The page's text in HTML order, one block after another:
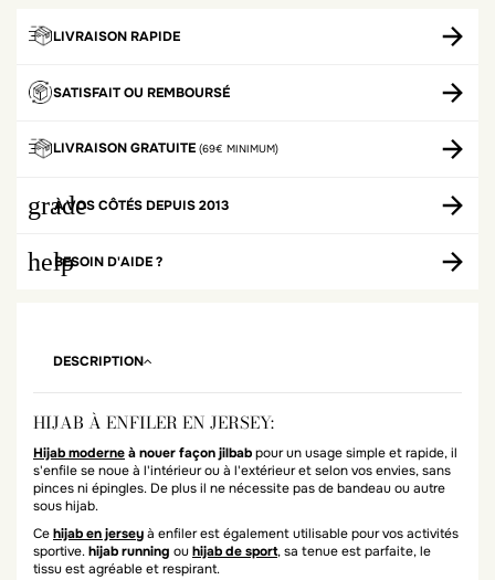
LIVRAISON RAPIDE
SATISFAIT OU REMBOURSÉ
LIVRAISON GRATUITE (69€ MINIMUM)
grade
À VOS CÔTÉS DEPUIS 2013
helpBESOIN D'AIDE ?
DESCRIPTION
HIJAB À ENFILER EN JERSEY:
Hijab moderneà nouer façon jilbabpour un usage simple et rapide, il
s'enfile se noue à l'intérieur ou à l'extérieur et selon vos envies, sans
pinces ni épingles. De plus il ne nécessite pas de bandeau ou autre
sous hijab.
Cehijab en jerseyà enfiler est également utilisable pour vos activités
sportive.hijab running ouhijab de sport, sa tenue est parfaite, le
tissu est agréable et respirant.